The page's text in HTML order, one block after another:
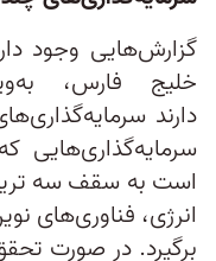
گزارش‌هایی وجود
خلیج فارس،
دارند
سرمایه‌گذاری‌هایی
است به سقف سه
انرژی، فناوری‌های